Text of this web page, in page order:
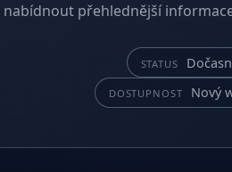
nabídnout přehlednější
STATUS
DOSTUPNOST Nový